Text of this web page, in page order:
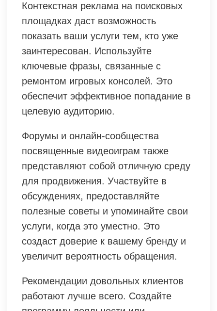
Контекстная реклама на поисковых
площадках даст возможность
показать ваши услуги тем, кто уже
заинтересован. Используйте
ключевые фразы, связанные с
ремонтом игровых консолей. Это
обеспечит эффективное попадание в
целевую аудиторию.
Форумы и онлайн-сообщества
посвященные видеоиграм также
представляют собой отличную среду
для продвижения. Участвуйте в
обсуждениях, предоставляйте
полезные советы и упоминайте свои
услуги, когда это уместно. Это
создаст доверие к вашему бренду и
увеличит вероятность обращения.
Рекомендации довольных клиентов
работают лучше всего. Создайте